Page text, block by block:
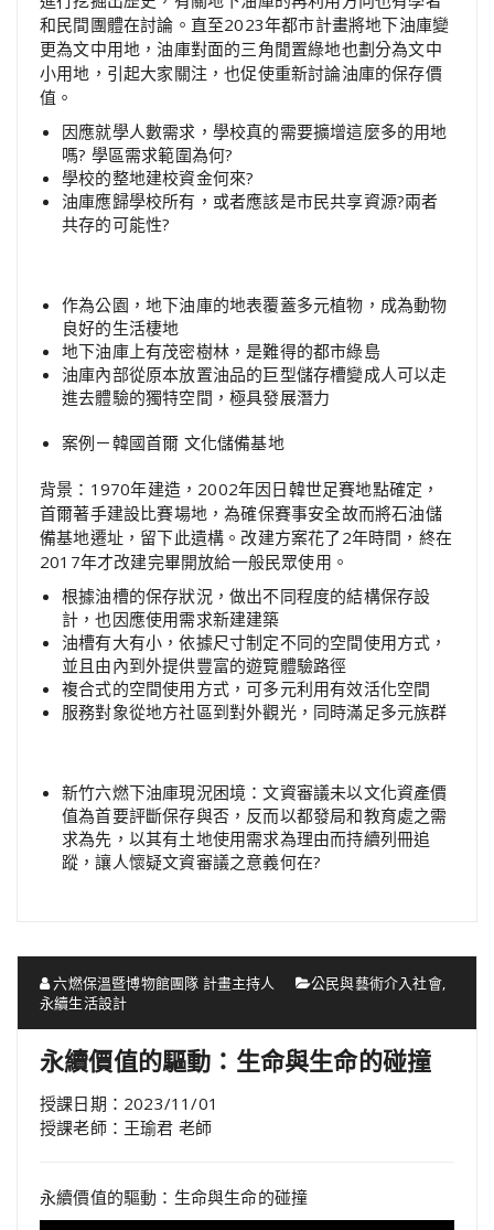
和民間團體在討論。直至2023年都市計畫將地下油庫變
更為文中用地，油庫對面的三角閒置綠地也劃分為文中
小用地，引起大家關注，也促使重新討論油庫的保存價
值。
因應就學人數需求，學校真的需要擴增這麼多的用地
嗎? 學區需求範圍為何?
學校的整地建校資金何來?
油庫應歸學校所有，或者應該是市民共享資源?兩者
共存的可能性?
作為公園，地下油庫的地表覆蓋多元植物，成為動物
良好的生活棲地
地下油庫上有茂密樹林，是難得的都市綠島
油庫內部從原本放置油品的巨型儲存槽變成人可以走
進去體驗的獨特空間，極具發展潛力
案例－韓國首爾 文化儲備基地
背景：1970年建造，2002年因日韓世足賽地點確定，
首爾著手建設比賽場地，為確保賽事安全故而將石油儲
備基地遷址，留下此遺構。改建方案花了2年時間，終在
2017年才改建完畢開放給一般民眾使用。
根據油槽的保存狀況，做出不同程度的結構保存設
計，也因應使用需求新建建築
油槽有大有小，依據尺寸制定不同的空間使用方式，
並且由內到外提供豐富的遊覽體驗路徑
複合式的空間使用方式，可多元利用有效活化空間
服務對象從地方社區到對外觀光，同時滿足多元族群
新竹六燃下油庫現況困境：文資審議未以文化資產價
值為首要評斷保存與否，反而以都發局和教育處之需
求為先，以其有土地使用需求為理由而持續列冊追
蹤，讓人懷疑文資審議之意義何在?
六燃保溫暨博物館團隊 計畫主持人 公民與藝術介入社會,
永續生活設計
永續價值的驅動：生命與生命的碰撞
授課日期：2023/11/01
授課老師：王瑜君 老師
永續價值的驅動：生命與生命的碰撞